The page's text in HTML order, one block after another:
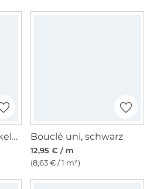
Wollstrickstoff, dunkelgrün Bouclé uni, schwarz
12,95 € / m
(8,63 € / 1 m²)